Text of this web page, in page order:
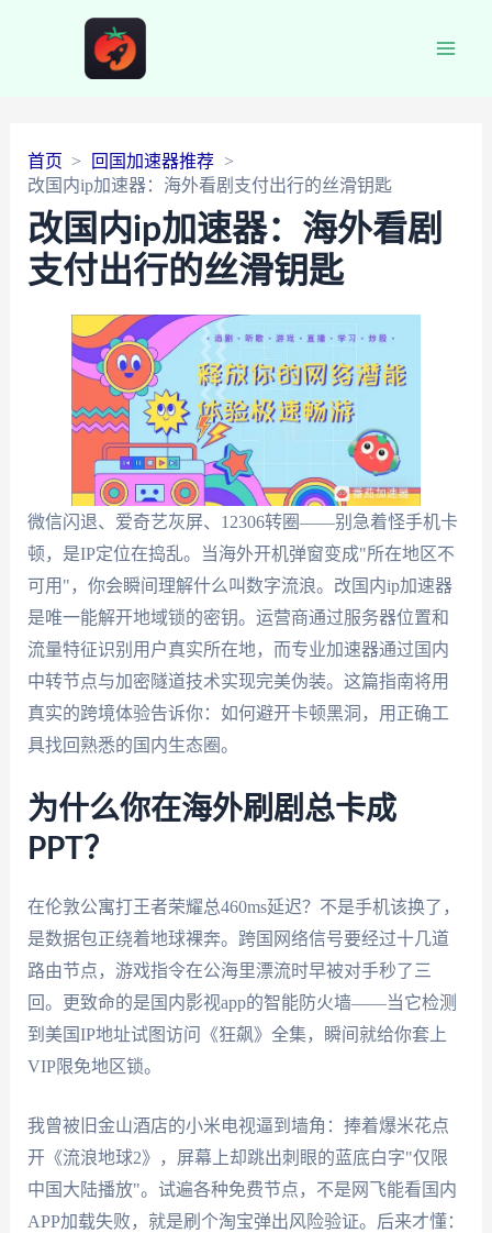
首页
回国加速器推荐
改国内ip加速器：海外看剧支付出行的丝滑钥匙
改国内ip加速器：海外看剧
支付出行的丝滑钥匙
微信闪退、爱奇艺灰屏、12306转圈——别急着怪手机卡
顿，是IP定位在捣乱。当海外开机弹窗变成"所在地区不
可用"，你会瞬间理解什么叫数字流浪。改国内ip加速器
是唯一能解开地域锁的密钥。运营商通过服务器位置和
流量特征识别用户真实所在地，而专业加速器通过国内
中转节点与加密隧道技术实现完美伪装。这篇指南将用
真实的跨境体验告诉你：如何避开卡顿黑洞，用正确工
具找回熟悉的国内生态圈。
为什么你在海外刷剧总卡成
PPT？
在伦敦公寓打王者荣耀总460ms延迟？不是手机该换了，
是数据包正绕着地球裸奔。跨国网络信号要经过十几道
路由节点，游戏指令在公海里漂流时早被对手秒了三
回。更致命的是国内影视app的智能防火墙——当它检测
到美国IP地址试图访问《狂飙》全集，瞬间就给你套上
VIP限免地区锁。
我曾被旧金山酒店的小米电视逼到墙角：捧着爆米花点
开《流浪地球2》，屏幕上却跳出刺眼的蓝底白字"仅限
中国大陆播放"。试遍各种免费节点，不是网飞能看国内
APP加载失败，就是刷个淘宝弹出风险验证。后来才懂：